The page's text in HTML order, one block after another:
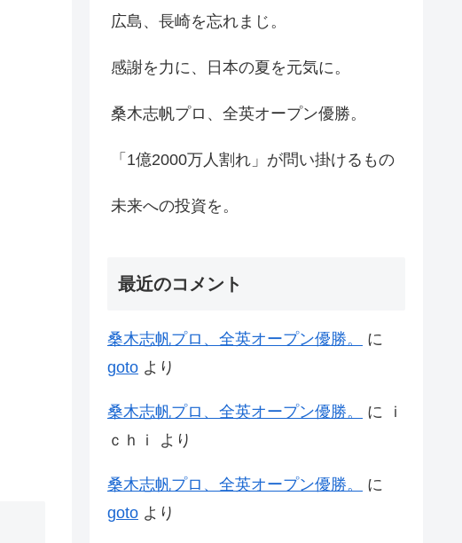
広島、長崎を忘れまじ。
感謝を力に、日本の夏を元気に。
桑木志帆プロ、全英オープン優勝。
「1億2000万人割れ」が問い掛けるもの
未来への投資を。
最近のコメント
桑木志帆プロ、全英オープン優勝。
に
goto より
桑木志帆プロ、全英オープン優勝。 に
ｉ
ｃｈｉ
より
桑木志帆プロ、全英オープン優勝。
に
goto より